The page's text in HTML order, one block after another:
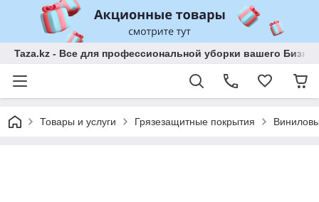
Taza.kz - Все для профессиональной уборки вашего
Товары и услуги Грязезащитные покрытия